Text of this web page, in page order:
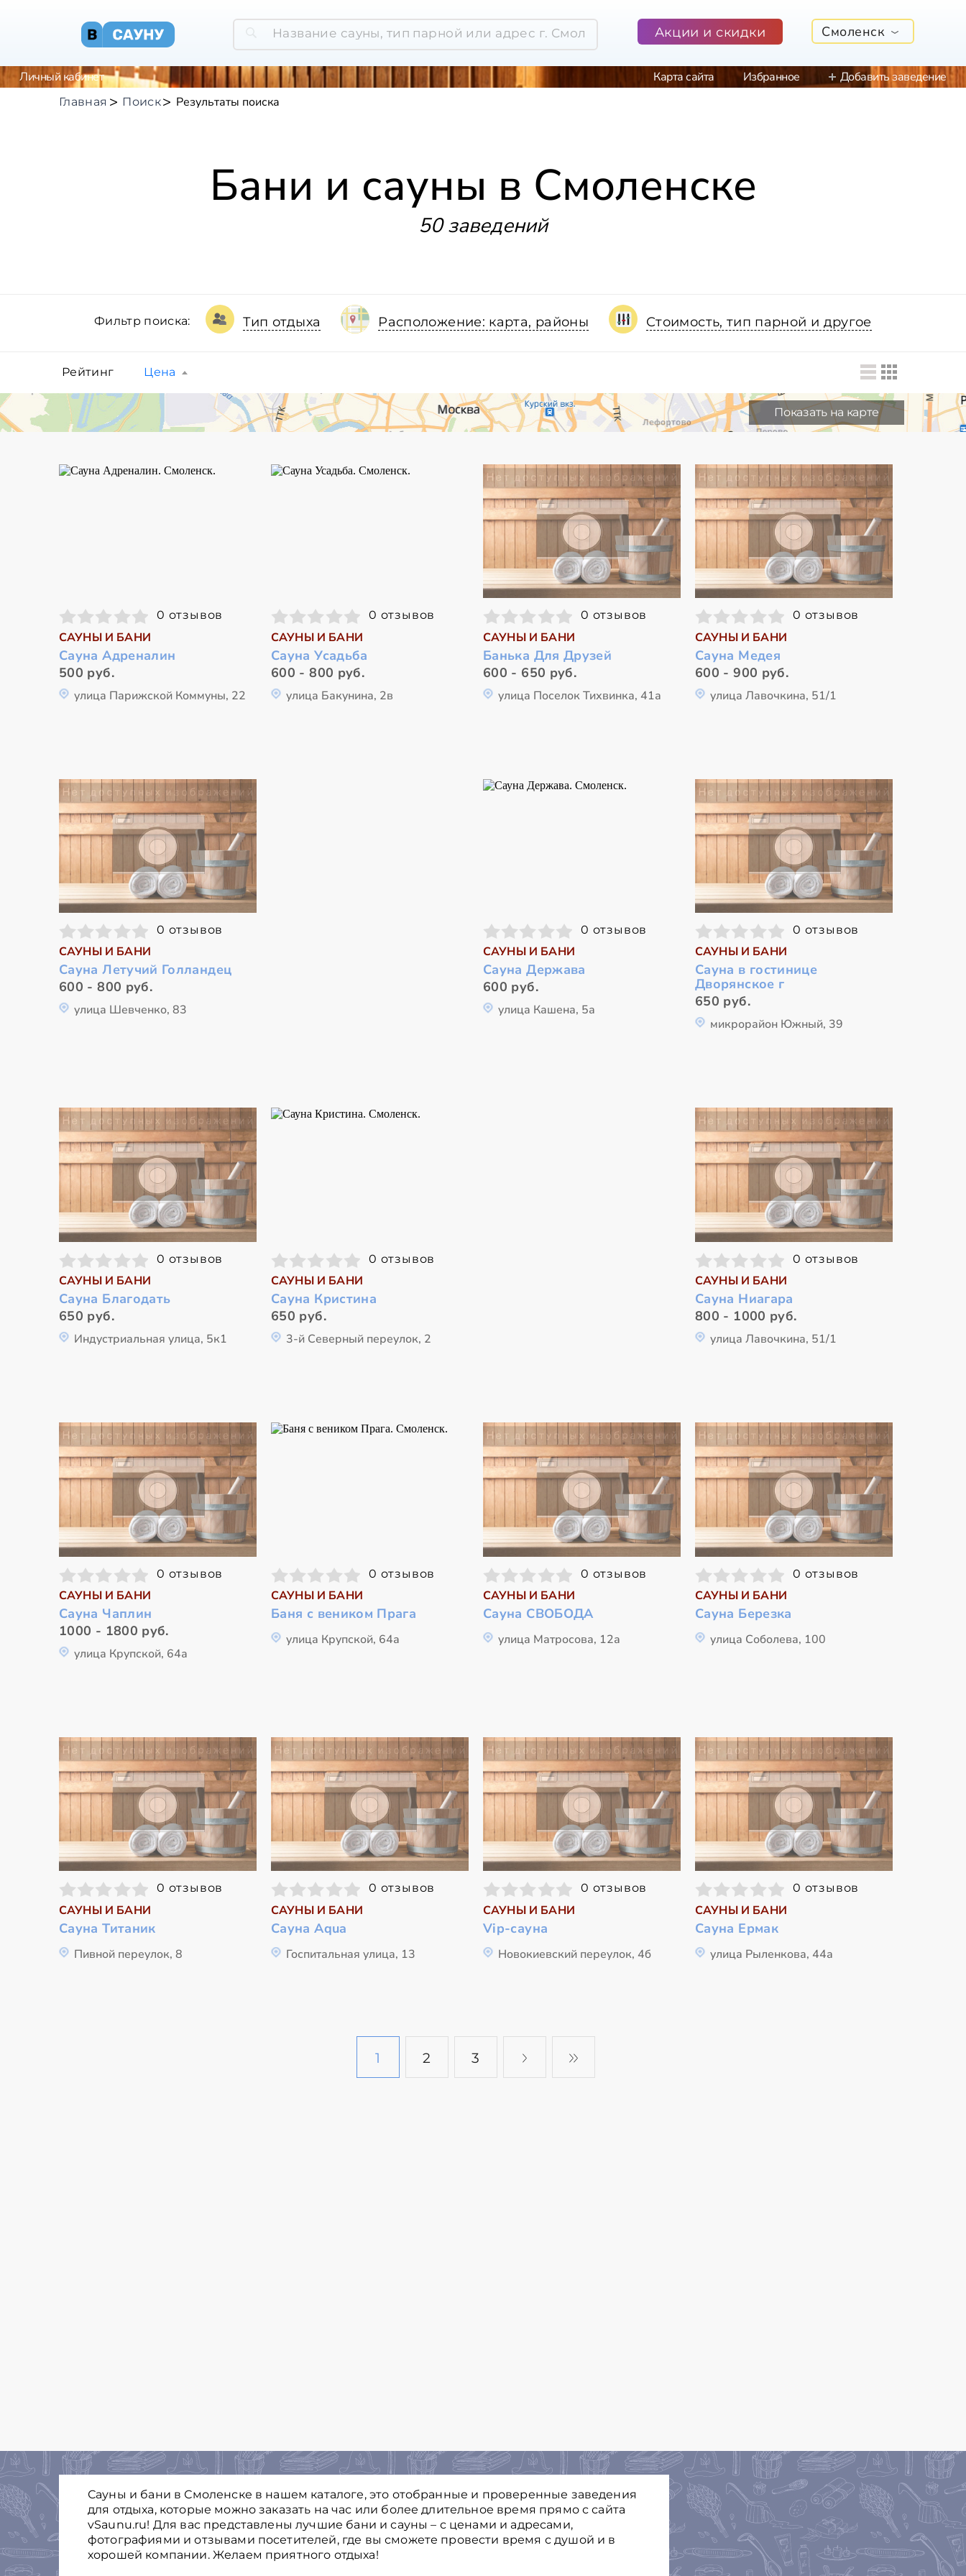
Акции и скидки Смоленск
Личный кабинет Карта сайта Избранное Добавить заведение
Главная Поиск Результаты поиска
Бани и сауны в Смоленске
50 заведений
Фильтр поиска: Тип отдыха Расположение: карта, районы Стоимость, тип парной и другое
Рейтинг Цена
Показать на карте
0 отзывов
САУНЫ И БАНИ
Сауна Адреналин
500 руб.
улица Парижской Коммуны, 22
0 отзывов
САУНЫ И БАНИ
Сауна Усадьба
600 - 800 руб.
улица Бакунина, 2в
0 отзывов
САУНЫ И БАНИ
Банька Для Друзей
600 - 650 руб.
улица Поселок Тихвинка, 41а
0 отзывов
САУНЫ И БАНИ
Сауна Медея
600 - 900 руб.
улица Лавочкина, 51/1
0 отзывов
САУНЫ И БАНИ
Сауна Летучий Голландец
600 - 800 руб.
улица Шевченко, 83
0 отзывов
САУНЫ И БАНИ
Сауна Держава
600 руб.
улица Кашена, 5а
0 отзывов
САУНЫ И БАНИ
Сауна в гостинице
Дворянское г
650 руб.
микрорайон Южный, 39
0 отзывов
САУНЫ И БАНИ
Сауна Благодать
650 руб.
Индустриальная улица, 5к1
0 отзывов
САУНЫ И БАНИ
Сауна Кристина
650 руб.
3-й Северный переулок, 2
0 отзывов
САУНЫ И БАНИ
Сауна Ниагара
800 - 1000 руб.
улица Лавочкина, 51/1
0 отзывов
САУНЫ И БАНИ
Сауна Чаплин
1000 - 1800 руб.
улица Крупской, 64а
0 отзывов
САУНЫ И БАНИ
Баня с веником Прага
улица Крупской, 64а
0 отзывов
САУНЫ И БАНИ
Сауна СВОБОДА
улица Матросова, 12а
0 отзывов
САУНЫ И БАНИ
Сауна Березка
улица Соболева, 100
0 отзывов
САУНЫ И БАНИ
Сауна Титаник
Пивной переулок, 8
0 отзывов
САУНЫ И БАНИ
Сауна Aqua
Госпитальная улица, 13
0 отзывов
САУНЫ И БАНИ
Vip-сауна
Новокиевский переулок, 4б
0 отзывов
САУНЫ И БАНИ
Сауна Ермак
улица Рыленкова, 44а
1 2 3
Сауны и бани в Смоленске в нашем каталоге, это отобранные и проверенные заведения
для отдыха, которые можно заказать на час или более длительное время прямо с сайта
vSaunu.ru! Для вас представлены лучшие бани и сауны – с ценами и адресами,
фотографиями и отзывами посетителей, где вы сможете провести время с душой и в
хорошей компании. Желаем приятного отдыха!